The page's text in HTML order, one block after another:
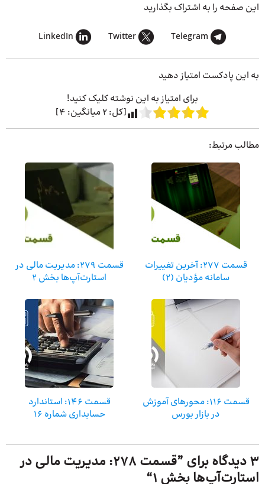
این صفحه را به اشتراک بگذارید
Telegram
Twitter
LinkedIn
به این پادکست امتیاز دهید
برای امتیاز به این نوشته کلیک کنید!
[کل: 2میانگین: 4
]
مطالب مرتبط:
قسمت 277: آخرین تغییرات
سامانه مؤدیان (2)
قسمت 279: مدیریت مالی در
استارت‌آپ‌ها بخش 2
قسمت 116: محورهای آموزش
در بازار بورس
قسمت ۱۴۶: استاندارد
حسابداری شماره ۱۶
3 دیدگاه برای ”
قسمت 278: مدیریت مالی در
استارت‌آپ‌ها بخش 1 “